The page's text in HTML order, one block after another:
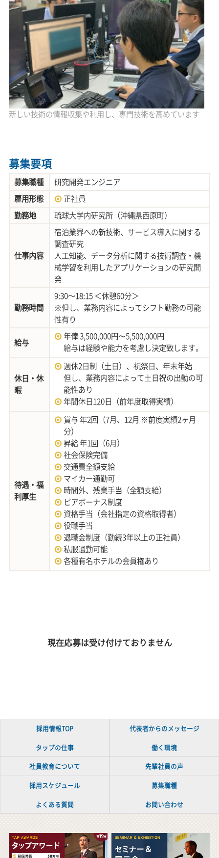
新しい技術の情報収集や利用し、専門技術を高めています
募集要項
募集職種
研究開発エンジニア
雇用形態
正社員
勤務地
琉球大学内研究所（沖縄県西原町）
仕事内容
宿泊業界への新技術、サービス導入に関する
調査研究
人工知能、データ分析に関する技術調査・機
械学習を利用したアプリケーションの研究開
発
勤務時間
9:30～18:15 ＜休憩60分＞
※但し、業務内容によってシフト勤務の可能
性有り
給与
年俸 3,500,000円〜5,500,000円
給与は経験や能力を考慮し決定致します。
休日・休
暇
週休2日制（土日）、祝祭日、年末年始
但し、業務内容によって土日祝の出勤の可
能性あり
年間休日120日（前年度取得実績）
待遇・福
利厚生
賞与 年2回（7月、12月 ※前度実績2ヶ月
分）
昇給 年1回（6月）
社会保険完備
交通費全額支給
マイカー通勤可
時間外、残業手当（全額支給）
ピアボーナス制度
資格手当（会社指定の資格取得者）
役職手当
退職金制度（勤続3年以上の正社員）
私服通勤可能
各種有名ホテルの会員権あり
現在応募は受け付けておりません
採用情報TOP 代表者からのメッセージ
タップの仕事 働く環境
社員教育について 先輩社員の声
採用スケジュール 募集職種
よくある質問 お問い合わせ